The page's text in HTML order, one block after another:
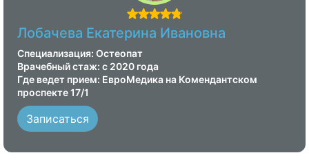
Лобачева Екатерина Ивановна
Специализация: Остеопат
Врачебный стаж: с 2020 года
Где ведет прием: ЕвроМедика на Комендантском
проспекте 17/1
Записаться